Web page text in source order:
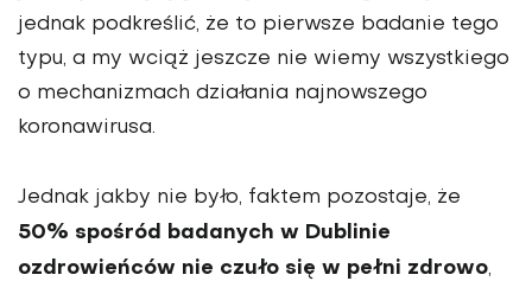
jednak podkreślić, że to pierwsze badanie tego
typu, a my wciąż jeszcze nie wiemy wszystkiego
o mechanizmach działania najnowszego
koronawirusa.
Jednak jakby nie było, faktem pozostaje, że
50% spośród badanych w Dublinie
ozdrowieńców nie czuło się w pełni zdrowo,